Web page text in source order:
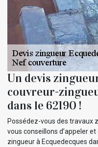
Un devis
couvreur-
dans le 62190 !
Possédez-vous des travaux
vous conseillons d’appeler
zingueur à Ecquedecques